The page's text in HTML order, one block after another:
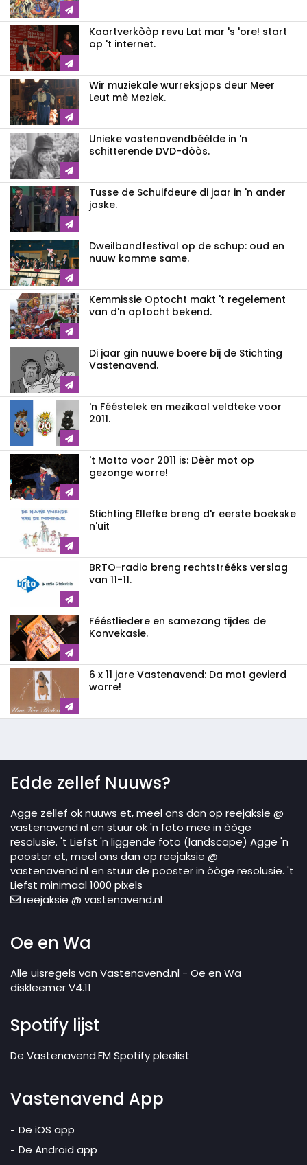
Kaartverkòòp revu Lat mar 's 'ore! start
op 't internet.
Wir muziekale wurreksjops deur Meer
Leut mè Meziek.
Unieke vastenavendbéélde in 'n
schitterende DVD-dòòs.
Tusse de Schuifdeure di jaar in 'n ander
jaske.
Dweilbandfestival op de schup: oud en
nuuw komme same.
Kemmissie Optocht makt 't regelement
van d'n optocht bekend.
Di jaar gin nuuwe boere bij de Stichting
Vastenavend.
'n Fééstelek en mezikaal veldteke voor
2011.
't Motto voor 2011 is: Dèèr mot op
gezonge worre!
Stichting Ellefke breng d'r eerste boekske
n'uit
BRTO-radio breng rechtstrééks verslag
van 11-11.
Fééstliedere en samezang tijdes de
Konvekasie.
6 x 11 jare Vastenavend: Da mot gevierd
worre!
Edde zellef Nuuws?
Agge zellef ok nuuws et, meel ons dan op reejaksie @
vastenavend.nl en stuur ok 'n foto mee in òòge
resolusie. 't Liefst 'n liggende foto (landscape) Agge 'n
pooster et, meel ons dan op reejaksie @
vastenavend.nl en stuur de pooster in òòge resolusie. 't
Liefst minimaal 1000 pixels
reejaksie @ vastenavend.nl
Oe en Wa
Alle uisregels van Vastenavend.nl - Oe en Wa
diskleemer V4.11
Spotify lijst
De Vastenavend.FM Spotify pleelist
Vastenavend App
De iOS app
De Android app